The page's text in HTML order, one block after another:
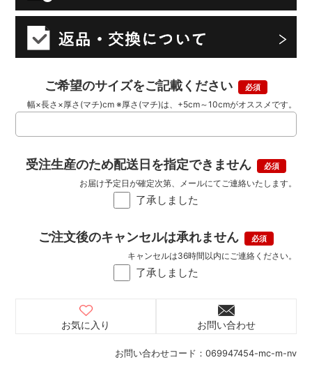
お問い合わせコード： 069947454-mc-m-nv
ご希望のサイズをご記載ください
幅×長さ×厚さ(マチ)cm ※厚さ(マチ)は、+5cm～10cmがオススメです。
受注生産のため配送日を指定できません
了承しました
お届け予定日が確定次第、メールにてご連絡いたします。
ご注文後のキャンセルは承れません
了承しました
キャンセルは36時間以内にご連絡ください。
お気に入り お問い合わせ